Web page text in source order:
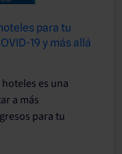
para tu
19 y más allá
es una
a más
para tu